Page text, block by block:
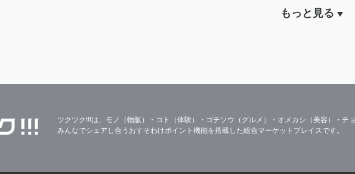
もっと見る
ツクツク!!!は、モノ（物販）・コト（体験）・ゴチソウ（グルメ）・オメカシ（美容）・チ
みんなでシェアし合うおすそわけポイント機能を搭載した総合マーケットプレイスです。